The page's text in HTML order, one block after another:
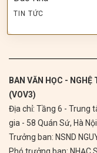
TIN TỨC
BAN VĂN HỌC -
(VOV3)
Địa chỉ: Tầng 6 - Trung
gia - 58 Quán Sứ, Hà Nội
Trưởng ban: NSND